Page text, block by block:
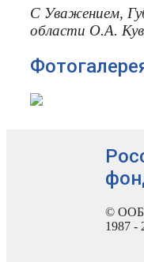
С Уважением,
области О.А.
©
1987 -